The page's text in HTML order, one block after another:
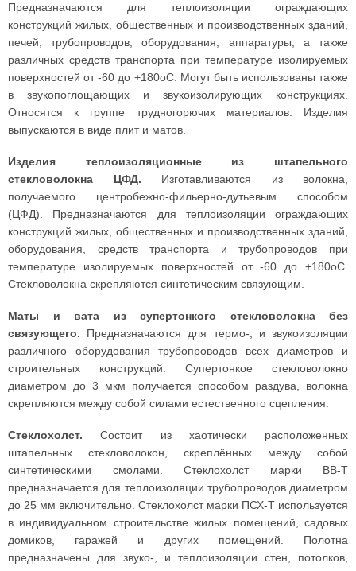
Предназначаются для теплоизоляции ограждающих
конструкций жилых, общественных и производственных зданий,
печей, трубопроводов, оборудования, аппаратуры, а также
различных средств транспорта при температуре изолируемых
поверхностей от -60 до +180оС. Могут быть использованы также
в звукопоглощающих и звукоизолирующих конструкциях.
Относятся к группе трудногорючих материалов. Изделия
выпускаются в виде плит и матов.
Изделия теплоизоляционные из штапельного
стекловолокна ЦФД. Изготавливаются из волокна,
получаемого центробежно-фильерно-дутьевым способом
(ЦФД). Предназначаются для теплоизоляции ограждающих
конструкций жилых, общественных и производственных зданий,
оборудования, средств транспорта и трубопроводов при
температуре изолируемых поверхностей от -60 до +180оС.
Стекловолокна скрепляются синтетическим связующим.
Маты и вата из супертонкого стекловолокна без
связующего. Предназначаются для термо-, и звукоизоляции
различного оборудования трубопроводов всех диаметров и
строительных конструкций. Супертонкое стекловолокно
диаметром до 3 мкм получается способом раздува, волокна
скрепляются между собой силами естественного сцепления.
Стеклохолст. Состоит из хаотически расположенных
штапельных стекловолокон, скреплённых между собой
синтетическими смолами. Стеклохолст марки ВВ-Т
предназначается для теплоизоляции трубопроводов диаметром
до 25 мм включительно. Стеклохолст марки ПСХ-Т используется
в индивидуальном строительстве жилых помещений, садовых
домиков, гаражей и других помещений. Полотна
предназначены для звуко-, и теплоизоляции стен, потолков,